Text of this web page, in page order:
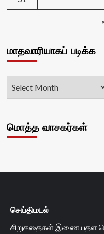
மாதவாரியாகப் படிக்க
மொத்த வாசகர்கள்
செய்திமடல்
சிறுகதைகள் இணையதள